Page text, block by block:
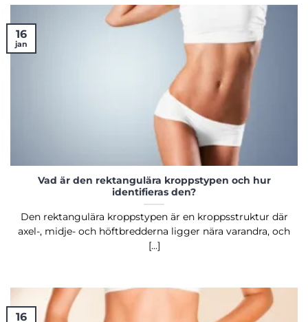
Vad är den rektangulära kroppstypen och hur
identifieras den?
Den rektangulära kroppstypen är en kroppsstruktur där
axel-, midje- och höftbredderna ligger nära varandra, och
[...]
16
jan
16